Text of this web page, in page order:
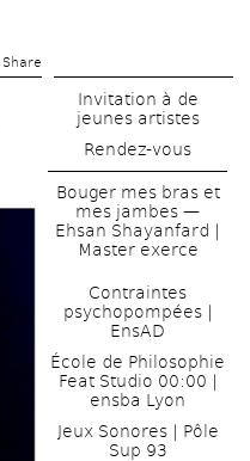
Share
Invitation à de
jeunes artistes
Rendez-vous
Bouger mes bras et
mes jambes —
Ehsan Shayanfard |
Master exerce
Contraintes
psychopompées |
EnsAD
École de Philosophie
Feat Studio 00:00 |
ensba Lyon
Jeux Sonores | Pôle
Sup 93